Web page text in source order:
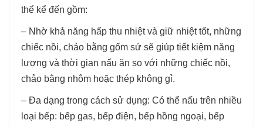
thể kể đến gồm:
– Nhờ khả năng hấp thu nhiệt và giữ nhiệt tốt, những
chiếc nồi, chảo bằng gốm sứ sẽ giúp tiết kiệm năng
lượng và thời gian nấu ăn so với những chiếc nồi,
chảo bằng nhôm hoặc thép không gỉ.
– Đa dạng trong cách sử dụng: Có thể nấu trên nhiều
loại bếp: bếp gas, bếp điện, bếp hồng ngoại, bếp